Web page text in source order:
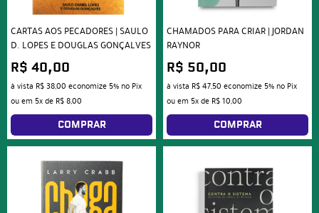
CARTAS AOS PECADORES | SAULO
D. LOPES E DOUGLAS GONÇALVES
R$ 40,00
à vista R$ 38,00 economize 5% no Pix
ou em 5xde R$ 8,00
COMPRAR
CHAMADOS PARA CRIAR | JORDAN
RAYNOR
R$ 50,00
à vista R$ 47,50 economize 5% no Pix
ou em 5xde R$ 10,00
COMPRAR